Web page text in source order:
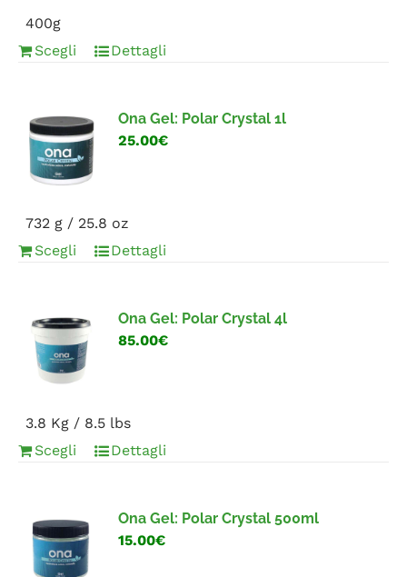
400g
Scegli
Dettagli
Ona Gel: Polar Crystal 1l
25.00€
732 g / 25.8 oz
Scegli
Dettagli
Ona Gel: Polar Crystal 4l
85.00€
3.8 Kg / 8.5 lbs
Scegli
Dettagli
Ona Gel: Polar Crystal 500ml
15.00€